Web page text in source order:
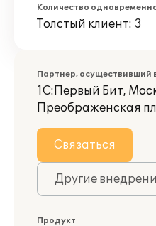
Количество
Толстый клиент: 3
Партнер, осуществивший
1С:Первый Бит,
Преображенская
Связаться
Другие
Продукт